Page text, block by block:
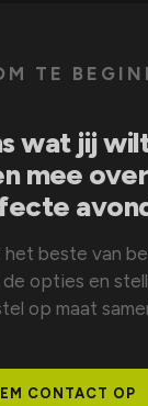
TE
wat jij
mee
het beste van
opties en
op maat
CONTACT OP